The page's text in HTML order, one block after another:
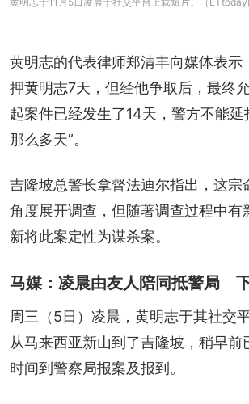
黄明志的代表律师郑清丰向媒体表示
押黄明志7天，但经他争取后，最终
起案件已经发生了14天，警方不能延
那么多天”。
吉隆坡总警长拿督法迪尔指出，这宗
角度展开调查，但随著调查过程中有
新将此案定性为谋杀案。
马媒：凌晨由友人陪同抵警局
周三（5日）凌晨，黄明志于其社交
从马来西亚新山到了吉隆坡，稍早前
时间到警察局报案及报到。